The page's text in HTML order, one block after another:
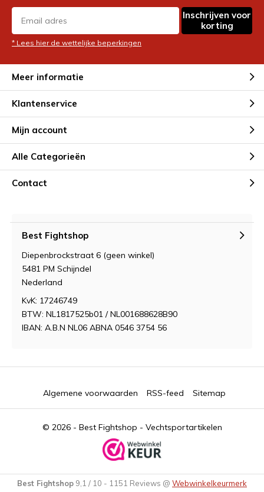
Inschrijven voor
korting
* Lees hier de wettelijke beperkingen
Meer informatie
Klantenservice
Mijn account
Alle Categorieën
Contact
Best Fightshop
Diepenbrockstraat 6 (geen winkel)
5481 PM Schijndel
Nederland
KvK: 17246749
BTW: NL1817525b01 / NL001688628B90
IBAN: A.B.N NL06 ABNA 0546 3754 56
© 2026 - Best Fightshop - Vechtsportartikelen
Algemene voorwaarden RSS-feed Sitemap
Best Fightshop 9,1 / 10 - 1151 Reviews @ Webwinkelkeurmerk